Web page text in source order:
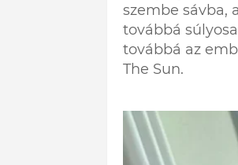
szembe sávba,
továbbá
továbbá az
The Sun.